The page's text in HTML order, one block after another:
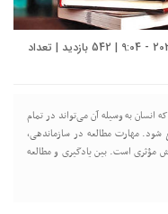
شناسه خبر : 38938 | تاریخ انتشار : 03 آگوست 2021 - 9:04 | 542 بازدید | تعداد
انسان به وسيله آن می‌تواند در تمام
مهارت مطالعه در سازماندهی،
مؤثری است. بین یادگیری و مطالعه